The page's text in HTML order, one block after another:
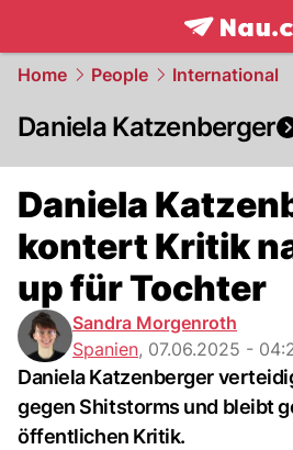
frontpage.
Home People International
Daniela Katzenberger
Daniela
kontert Kritik
up für Tochter
Sandra Morgenroth
Spanien, 07.06.2025 -
Daniela Katzenberger
gegen Shitstorms und bleibt
öffentlichen Kritik.